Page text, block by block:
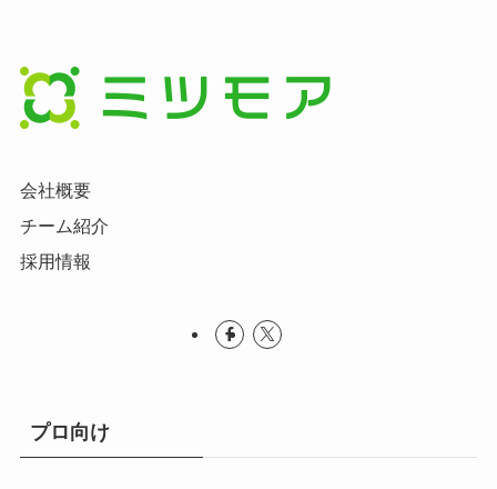
会社概要
チーム紹介
採用情報
プロ向け